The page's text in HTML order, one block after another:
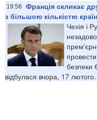
19:56
Франція скликає
з більшою кількістю
Чехія і
безпеки
відбулася вчора, 17